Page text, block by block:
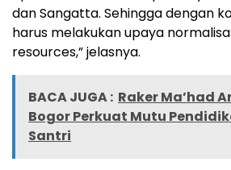
dan Sangatta. Sehingga dengan
harus melakukan upaya
resources,” jelasnya.
BACA JUGA : Raker Ma’had
Bogor Perkuat Mutu
Santri